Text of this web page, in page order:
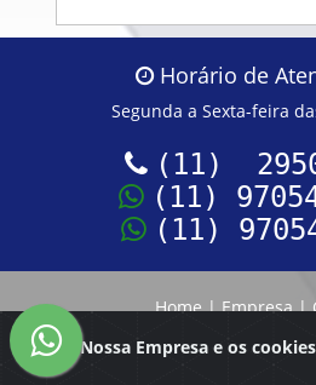
Nossa Empresa e os cookies
Horário de
Segunda a Sexta-feira
(11)
(11)
(11)
Home|Empresa|
Reservamo-nos o